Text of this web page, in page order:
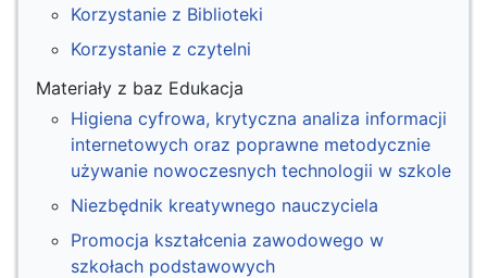
Korzystanie z Biblioteki
Korzystanie z czytelni
Materiały z baz Edukacja
Higiena cyfrowa, krytyczna analiza informacji
internetowych oraz poprawne metodycznie
używanie nowoczesnych technologii w szkole
Niezbędnik kreatywnego nauczyciela
Promocja kształcenia zawodowego w
szkołach podstawowych